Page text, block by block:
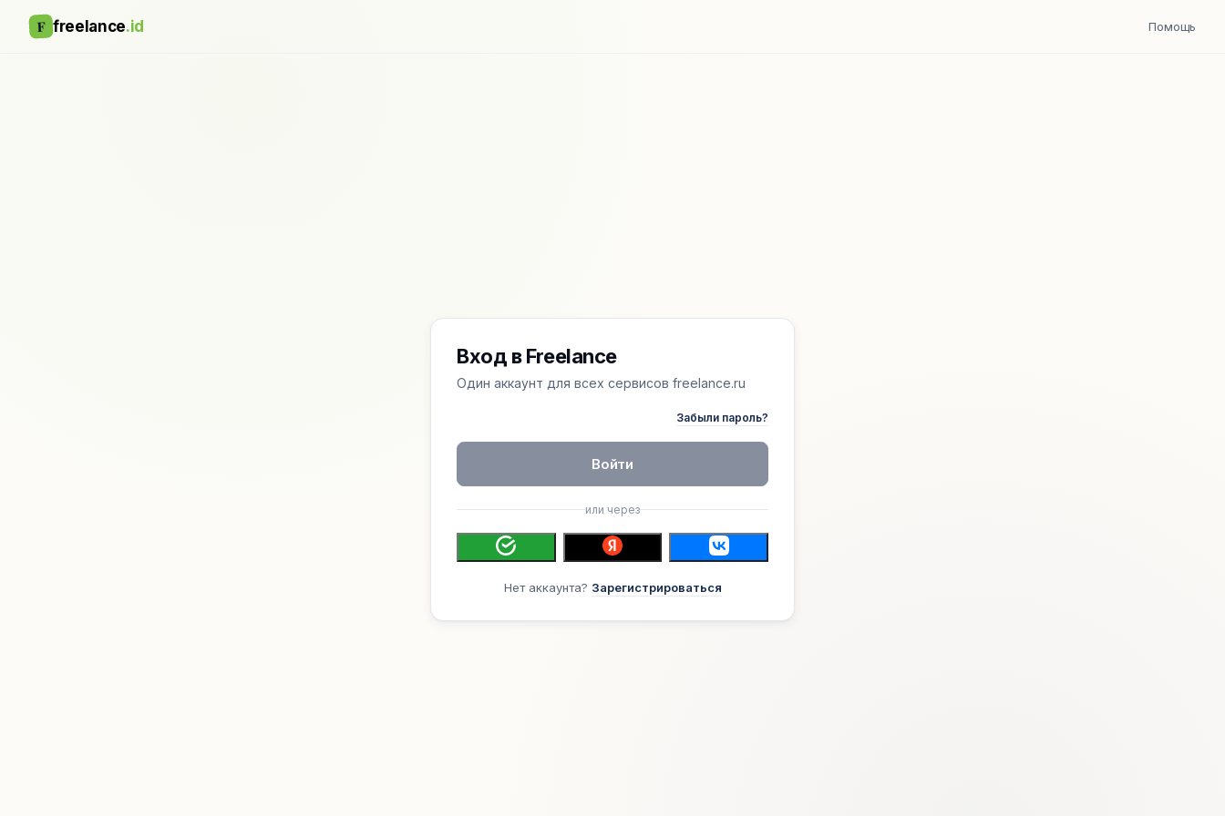
F freelance.id Помощь
Вход в Freelance
Один аккаунт для всех сервисов freelance.ru
Забыли пароль?
Войти
или через
Нет аккаунта? Зарегистрироваться